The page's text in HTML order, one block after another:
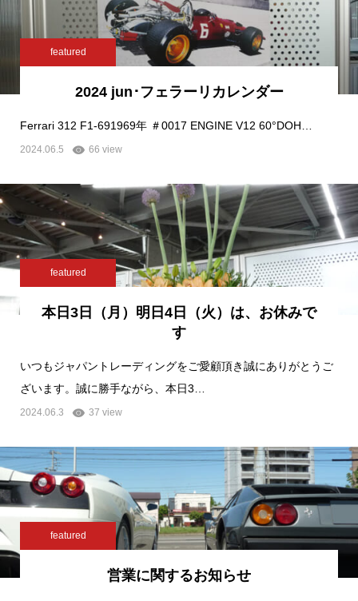
featured
2024 jun･フェラーリカレンダー
Ferrari 312 F1-691969年 ＃0017 ENGINE V12 60°DOH…
2024.06.5 66 view
featured
本日3日（月）明日4日（火）は、お休みで
す
いつもジャパントレーディングをご愛顧頂き誠にありがとうご
ざいます。誠に勝手ながら、本日3…
2024.06.3 37 view
featured
営業に関するお知らせ